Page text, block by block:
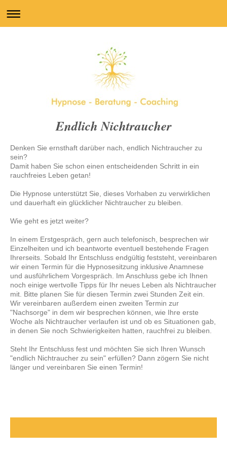
Endlich Nichtraucher
Denken Sie ernsthaft darüber nach, endlich Nichtraucher zu
sein?
Damit haben Sie schon einen entscheidenden Schritt in ein
rauchfreies Leben getan!
Die Hypnose unterstützt Sie, dieses Vorhaben zu verwirklichen
und dauerhaft ein glücklicher Nichtraucher zu bleiben.
Wie geht es jetzt weiter?
In einem Erstgespräch, gern auch telefonisch, besprechen wir
Einzelheiten und ich beantworte eventuell bestehende Fragen
Ihrerseits. Sobald Ihr Entschluss endgültig feststeht, vereinbaren
wir einen Termin für die Hypnosesitzung inklusive Anamnese
und ausführlichem Vorgespräch. Im Anschluss gebe ich Ihnen
noch einige wertvolle Tipps für Ihr neues Leben als Nichtraucher
mit. Bitte planen Sie für diesen Termin zwei Stunden Zeit ein.
Wir vereinbaren außerdem einen zweiten Termin zur
"Nachsorge" in dem wir besprechen können, wie Ihre erste
Woche als Nichtraucher verlaufen ist und ob es Situationen gab,
in denen Sie noch Schwierigkeiten hatten, rauchfrei zu bleiben.
Steht Ihr Entschluss fest und möchten Sie sich Ihren Wunsch
"endlich Nichtraucher zu sein" erfüllen? Dann zögern Sie nicht
länger und vereinbaren Sie einen Termin!